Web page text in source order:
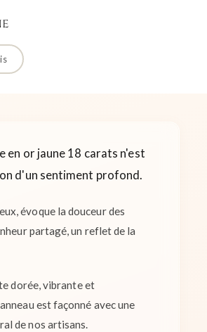
en or jaune 18 carats n'est
d'un sentiment profond.
évoque la douceur des
partagé, un reflet de la
dorée, vibrante et
est façonné avec une
de nos artisans.